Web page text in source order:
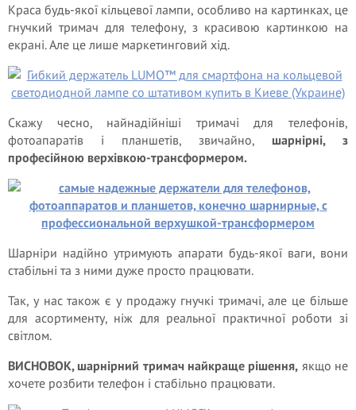
Краса будь-якої кільцевої лампи, особливо на картинках, це
гнучкий тримач для телефону, з красивою картинкою на
екрані. Але це лише маркетинговий хід.
Скажу чесно, найнадійніші тримачі для телефонів,
фотоапаратів і планшетів, звичайно, шарнірні, з
професійною верхівкою-трансформером.
Шарніри надійно утримують апарати будь-якої ваги, вони
стабільні та з ними дуже просто працювати.
Так, у нас також є у продажу гнучкі тримачі, але це більше
для асортименту, ніж для реальної практичної роботи зі
світлом.
ВИСНОВОК, шарнірний тримач найкраще рішення, якщо не
хочете розбити телефон і стабільно працювати.